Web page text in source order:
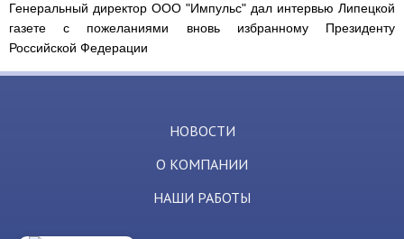
Генеральный директор ООО "Импульс" дал интервью Липецкой
газете с пожеланиями вновь избранному Президенту
Российской Федерации
НОВОСТИ
О КОМПАНИИ
НАШИ РАБОТЫ